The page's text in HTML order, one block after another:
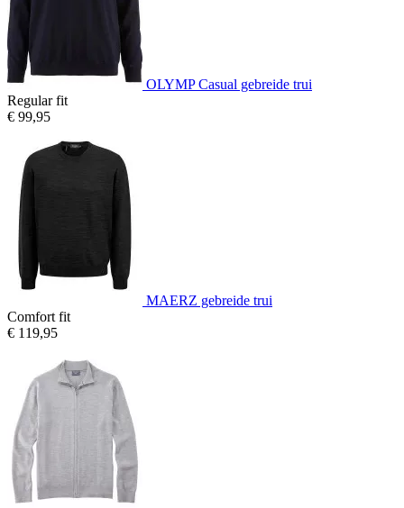
OLYMP Casual gebreide trui
Regular fit
€ 99,95
MAERZ gebreide trui
Comfort fit
€ 119,95